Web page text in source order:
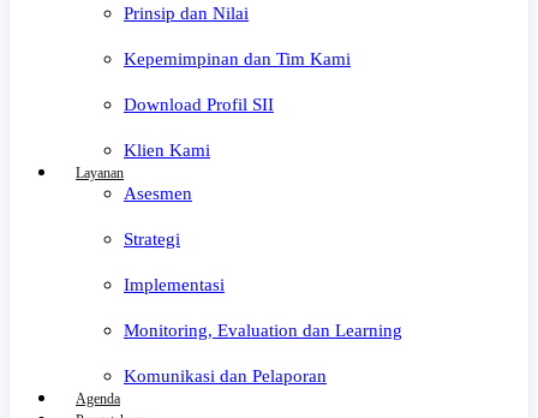
Prinsip dan Nilai
Kepemimpinan dan Tim Kami
Download Profil SII
Klien Kami
Layanan
Asesmen
Strategi
Implementasi
Monitoring, Evaluation dan Learning
Komunikasi dan Pelaporan
Agenda